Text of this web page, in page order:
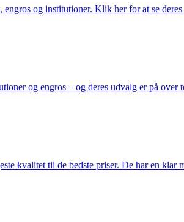
og institutioner. Klik her for at se
og engros – og deres udvalg er på over
kvalitet til de bedste priser. De har en klar